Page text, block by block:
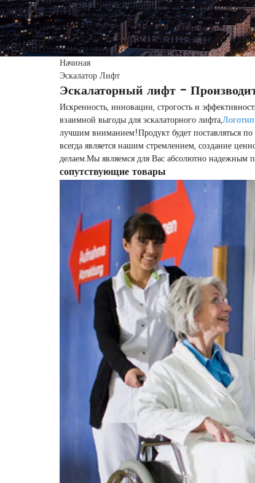
Начиная
Эскалатор Лифт
Эскалаторный лифт -
Искренность, инновации, строгость и
взаимной выгоды для эскалаторного лифта,
лучшим вниманием!Продукт будет поставляться
всегда является нашим стремлением, создание
делаем.Мы являемся для Вас абсолютно надежным
сопутствующие товары